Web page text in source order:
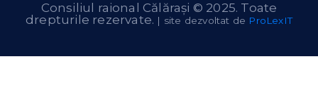
Consiliul raional Călărași © 2025. Toate
drepturile rezervate. | site dezvoltat de ProLexIT